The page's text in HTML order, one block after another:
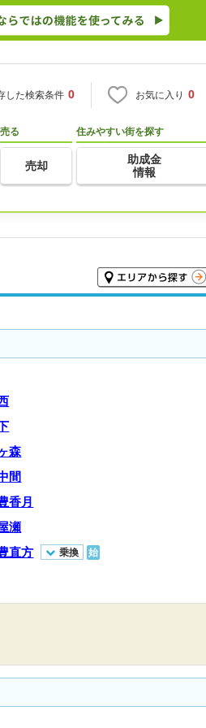
した検索条件 0 お気に入り 0
売る
売却
住みやすい街を探す
助成金
情報
森
間
香月
瀬
直方 乗換 始